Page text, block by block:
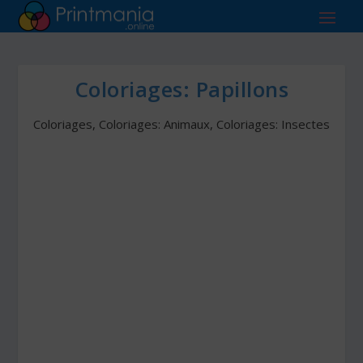
Coloriages: Papillons
Coloriages, Coloriages: Animaux, Coloriages: Insectes